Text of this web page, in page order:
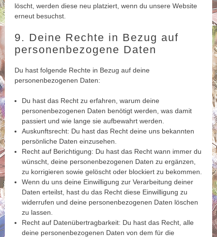
löscht, werden diese neu platziert, wenn du unsere Website
erneut besuchst.
9. Deine Rechte in Bezug auf
personenbezogene Daten
Du hast folgende Rechte in Bezug auf deine
personenbezogenen Daten:
Du hast das Recht zu erfahren, warum deine
personenbezogenen Daten benötigt werden, was damit
passiert und wie lange sie aufbewahrt werden.
Auskunftsrecht: Du hast das Recht deine uns bekannten
persönliche Daten einzusehen.
Recht auf Berichtigung: Du hast das Recht wann immer du
wünscht, deine personenbezogenen Daten zu ergänzen,
zu korrigieren sowie gelöscht oder blockiert zu bekommen.
Wenn du uns deine Einwilligung zur Verarbeitung deiner
Daten erteilst, hast du das Recht diese Einwilligung zu
widerrufen und deine personenbezogenen Daten löschen
zu lassen.
Recht auf Datenübertragbarkeit: Du hast das Recht, alle
deine personenbezogenen Daten von dem für die